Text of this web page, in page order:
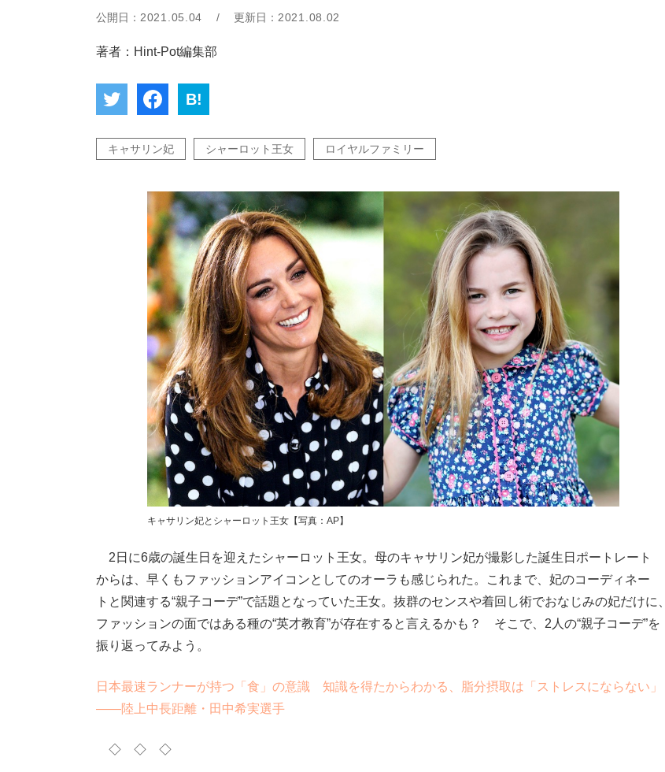
公開日： 2021.05.04 / 更新日： 2021.08.02
著者：Hint-Pot編集部
B!
キャサリン妃 シャーロット王女 ロイヤルファミリー
キャサリン妃とシャーロット王女【写真：AP】
2日に6歳の誕生日を迎えたシャーロット王女。母のキャサリン妃が撮影した誕生日ポートレート
からは、早くもファッションアイコンとしてのオーラも感じられた。これまで、妃のコーディネー
トと関連する“親子コーデ”で話題となっていた王女。抜群のセンスや着回し術でおなじみの妃だけに、
ファッションの面ではある種の“英才教育”が存在すると言えるかも？ そこで、2人の“親子コーデ”を
振り返ってみよう。
日本最速ランナーが持つ「食」の意識 知識を得たからわかる、脂分摂取は「ストレスにならない」
――陸上中長距離・田中希実選手
◇ ◇ ◇